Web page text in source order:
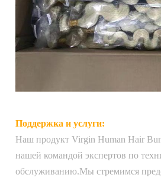
Поддержка и услуги:
Наш продукт Virgin Human Hair
нашей командой экспертов по
обслуживанию.Мы стремимся